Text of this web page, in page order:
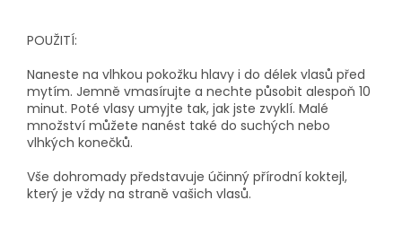
POUŽITÍ:
Naneste na vlhkou pokožku hlavy i do délek vlasů před
mytím. Jemně vmasírujte a nechte působit alespoň 10
minut. Poté vlasy umyjte tak, jak jste zvyklí. Malé
množství můžete nanést také do suchých nebo
vlhkých konečků.
Vše dohromady představuje účinný přírodní koktejl,
který je vždy na straně vašich vlasů.